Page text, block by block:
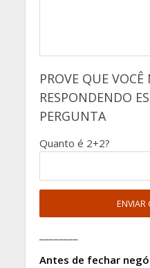
PROVE QUE
RESPONDENDO
PERGUNTA
Quanto é 2+2?
Antes de fechar